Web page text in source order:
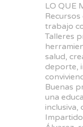
LO QUE
trabajo
Talleres
salud,
deporte,
Buenas
una
inclusiva,